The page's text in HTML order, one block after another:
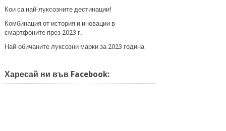
Кои са най-луксозните дестинации!
Комбинация от история и иновации в
смартфоните през 2023 г.
Най-обичаните луксозни марки за 2023 година
Харесай ни във Facebook: